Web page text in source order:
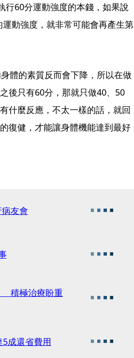
行60分運動強度的本錢，如果說
動強度，就非常可能會再產生第
體的素質反而會下降，所以在做
後只有60分，那就只做40、50
什麼反應，不太一樣的話，就回
復健，才能讓身體機能達到最好
友會
積極治療盼重
成還省費用